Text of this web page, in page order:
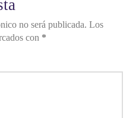
no será publicada. Los
con *